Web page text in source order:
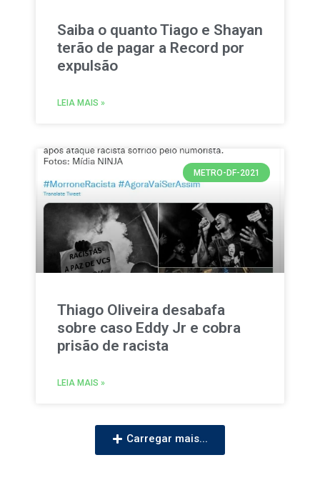
Saiba o quanto Tiago e Shayan
terão de pagar a Record por
expulsão
LEIA MAIS »
METRO-DF-2021
Thiago Oliveira desabafa
sobre caso Eddy Jr e cobra
prisão de racista
LEIA MAIS »
Carregar mais...